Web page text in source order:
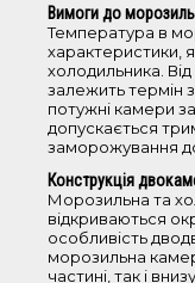
Вимоги до
Температура в
характеристики,
холодильника.
залежить термін
потужні камери
допускається
заморожування
Конструкція
Морозильна та
відкриваються
особливість
морозильна
частині, так і